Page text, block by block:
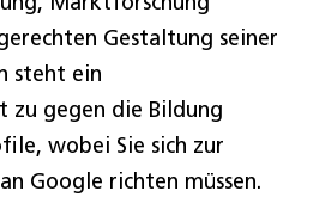
Gestaltung seiner
steht ein
zu gegen die Bildung
wobei Sie sich zur
Google richten müssen.